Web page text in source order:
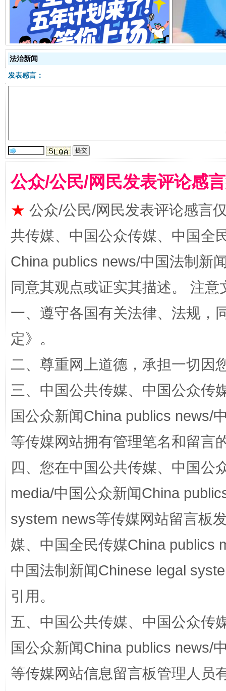
全民健身五年计划来了！等你上场
阿坝州三大球赛在茂县开幕
国家大学科技园优化重塑工作
扯下公款旅游的“隐身衣” 如何以
法治新闻
发表感言：
公众/公民/网民发表评论感
★ 公众/公民/网民发表评论感言
共传媒、中国公众传媒、中国全
China publics news/中国法制新
同意其观点或证实其描述。 注
一、遵守各国有关法律、法规，
定》。
二、尊重网上道德，承担一切因
三、中国公共传媒、中国公众传
国公众新闻China publics news/
等传媒网站拥有管理笔名和留言
四、您在中国公共传媒、中国公
media/中国公众新闻China
system news等传媒网站留言板
媒、中国全民传媒China publics
中国法制新闻Chinese legal
引用。
五、中国公共传媒、中国公众传
国公众新闻China publics news/
等传媒网站信息留言板管理人员